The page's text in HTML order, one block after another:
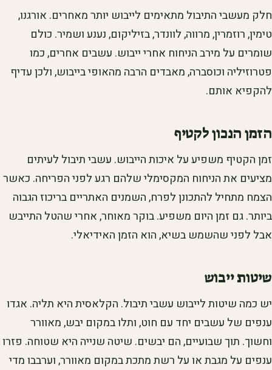
חלק מעשבי התיבול מתאימים לייבוש יותר מאחרים. אורגנו,
טימין, רוזמרין, מרווה, לוונדר, בזיליקום, נענע ושמיר. כולם
שומרים על מירב הניחוח אחרי ייבוש. עשבים אחרים, כמו
פטרוזיליה וכוסברה, מאבדים הרבה מהאופי בייבוש, ולכן עדיף
להקפיא אותם.
הזמן הנכון לקטיף
זמן הקטיף משפיע על איכות הייבוש. עשבי תיבול לעיתים
מציעים את הניחוח המקסימלי שלהם רגע לפני הפריחה. כאשר
הצמח מתחיל להתכונן לפרח, השמנים האתריים בריכוז הגבוה
ביותר. גם זמן היום משפיע. בוקר מאוחר, אחרי שהטל התייבש
אבל לפני שהשמש בשיא, הוא הזמן האידיאלי.
שיטות ייבוש
יש כמה שיטות לייבוש עשבי תיבול. הקלאסית היא תליה. אגדו
ענפים של עשבים יחד עם חוט, ותלו במקום יבש, מאוורר
וחשוך. תוך שבועיים, הם יבשים. שיטה שנייה היא שטוחה. פזרו
ענפים על מגבת או על רשת מתכת במקום מאוורר, וערבבו מדי